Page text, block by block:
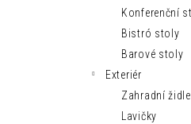
Konferenční
Bistró stoly
Barové stoly
Exteriér
Zahradní
Lavičky